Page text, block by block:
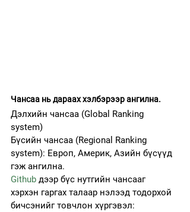
Чансаа нь дараах хэлбэрээр ангилна.
Дэлхийн чансаа (Global Ranking
system)
Бүсийн чансаа (Regional Ranking
system): Европ, Америк, Азийн бүсүүд
гэж ангилна.
Github дээр бүс нутгийн чансааг
хэрхэн гаргах талаар нэлээд тодорхой
бичсэнийг товчлон хүргэвэл: